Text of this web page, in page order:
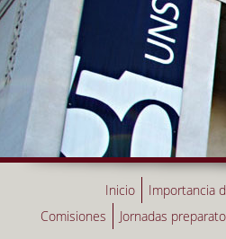
Inicio Importancia
Comisiones
Jornadas